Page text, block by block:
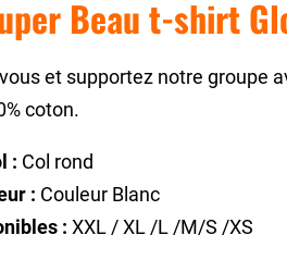
Beau t-shirt
et supportez notre groupe
coton.
: Col rond
: Couleur Blanc
: XXL / XL /L /M/S /XS